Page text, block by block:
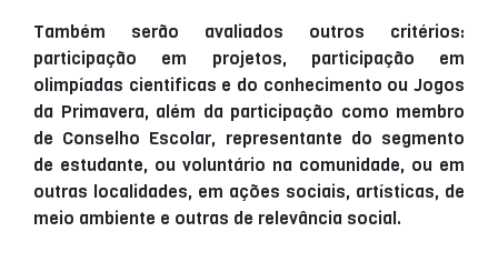
Também serão avaliados outros critérios:
participação em projetos, participação em
olimpíadas cientificas e do conhecimento ou Jogos
da Primavera, além da participação como membro
de Conselho Escolar, representante do segmento
de estudante, ou voluntário na comunidade, ou em
outras localidades, em ações sociais, artísticas, de
meio ambiente e outras de relevância social.